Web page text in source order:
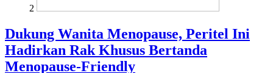
2
Dukung Wanita Menopause, Peritel Ini
Hadirkan Rak Khusus Bertanda
Menopause-Friendly